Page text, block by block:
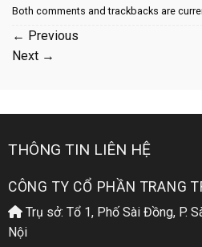
Both comments and trackbacks are
← Previous
Next →
THÔNG TIN LIÊN HỆ
CÔNG TY CỔ PHẦN TRANG
Trụ sở: Tổ 1, Phố Sài Đồng, P.
Nội